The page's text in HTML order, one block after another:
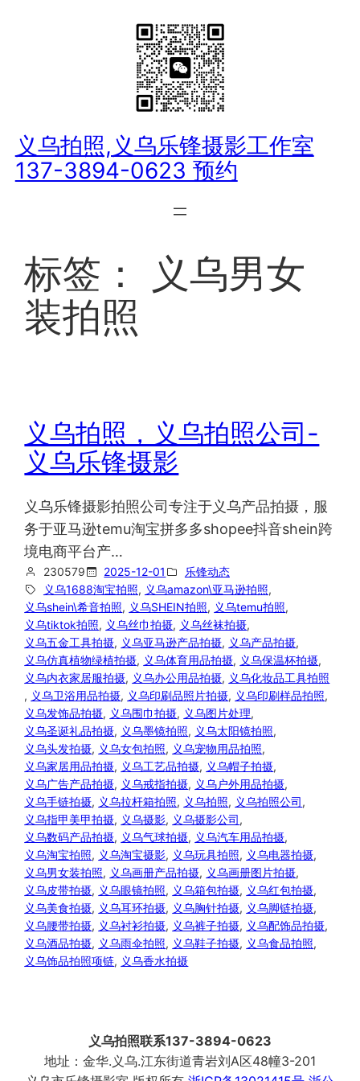
义乌拍照,义乌乐锋摄影工作室
137-3894-0623 预约
标签：
义乌男女
装拍照
义乌拍照，义乌拍照公司-
义乌乐锋摄影
义乌乐锋摄影拍照公司专注于义乌产品拍摄，服
务于亚马逊temu淘宝拼多多shopee抖音shein跨
境电商平台产…
230579 2025-12-01
乐锋动态
义乌1688淘宝拍照, 义乌amazon\亚马逊拍照,
义乌shein\希音拍照, 义乌SHEIN拍照, 义乌temu拍照,
义乌tiktok拍照, 义乌丝巾拍摄, 义乌丝袜拍摄,
义乌五金工具拍摄, 义乌亚马逊产品拍摄, 义乌产品拍摄,
义乌仿真植物绿植拍摄, 义乌体育用品拍摄, 义乌保温杯拍摄,
义乌内衣家居服拍摄, 义乌办公用品拍摄, 义乌化妆品工具拍照
, 义乌卫浴用品拍摄, 义乌印刷品照片拍摄, 义乌印刷样品拍照,
义乌发饰品拍摄, 义乌围巾拍摄, 义乌图片处理,
义乌圣诞礼品拍摄, 义乌墨镜拍照, 义乌太阳镜拍照,
义乌头发拍摄, 义乌女包拍照, 义乌宠物用品拍照,
义乌家居用品拍摄, 义乌工艺品拍摄, 义乌帽子拍摄,
义乌广告产品拍摄, 义乌戒指拍摄, 义乌户外用品拍摄,
义乌手链拍摄, 义乌拉杆箱拍照, 义乌拍照, 义乌拍照公司,
义乌指甲美甲拍摄, 义乌摄影, 义乌摄影公司,
义乌数码产品拍摄, 义乌气球拍摄, 义乌汽车用品拍摄,
义乌淘宝拍照, 义乌淘宝摄影, 义乌玩具拍照, 义乌电器拍摄,
义乌男女装拍照, 义乌画册产品拍摄, 义乌画册图片拍摄,
义乌皮带拍摄, 义乌眼镜拍照, 义乌箱包拍摄, 义乌红包拍摄,
义乌美食拍摄, 义乌耳环拍摄, 义乌胸针拍摄, 义乌脚链拍摄,
义乌腰带拍摄, 义乌衬衫拍摄, 义乌裤子拍摄, 义乌配饰品拍摄,
义乌酒品拍摄, 义乌雨伞拍照, 义乌鞋子拍摄, 义乌食品拍照,
义乌饰品拍照项链, 义乌香水拍摄
义乌拍照联系137-3894-0623
地址：金华.义乌.江东街道青岩刘A区48幢3-201